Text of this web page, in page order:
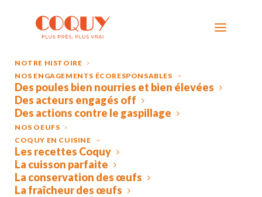
NOTRE HISTOIRE
NOS ENGAGEMENTS ÉCORESPONSABLES
Des poules bien nourries et bien élevées
Des acteurs engagés off
Des actions contre le gaspillage
NOS OEUFS
COQUY EN CUISINE
Les recettes Coquy
La cuisson parfaite
La conservation des œufs
La fraîcheur des œufs
RECETTEAVEC NOS